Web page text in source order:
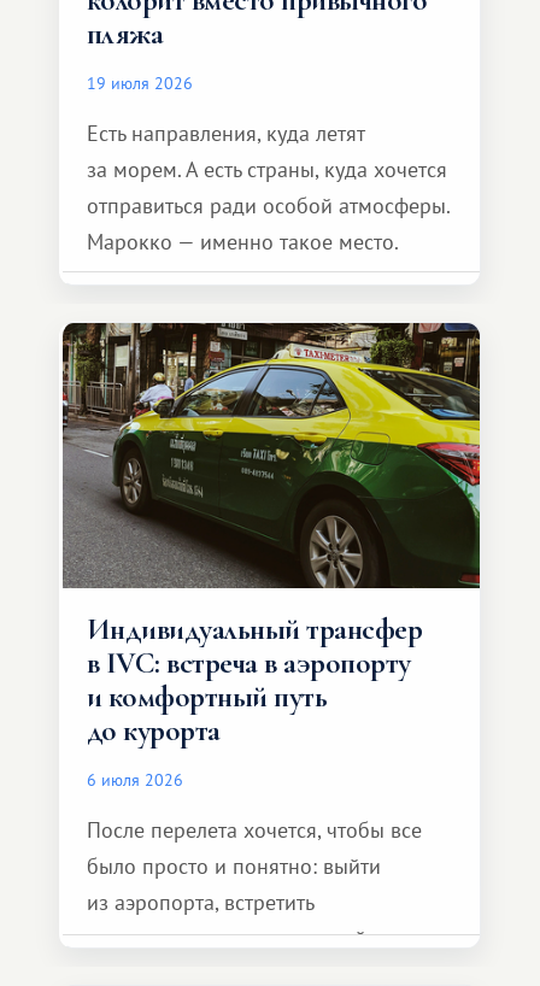
пляжа
19 июля 2026
Есть направления, куда летят
за морем. А есть страны, куда хочется
отправиться ради особой атмосферы.
Марокко — именно такое место.
Индивидуальный трансфер
в IVC: встреча в аэропорту
и комфортный путь
до курорта
6 июля 2026
После перелета хочется, чтобы все
было просто и понятно: выйти
из аэропорта, встретить
представителя транспортной